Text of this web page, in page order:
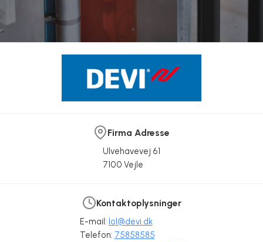
Firma Adresse
Ulvehavevej 61
7100 Vejle
Kontaktoplysninger
E-mail: lol@devi.dk
Telefon: 75858585